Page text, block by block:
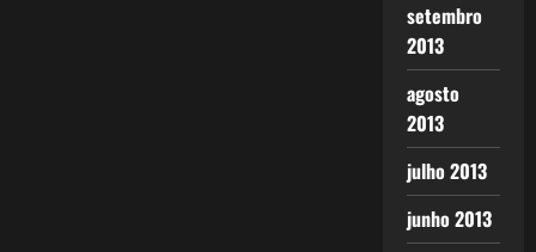
setembro
2013
agosto
2013
julho 2013
junho 2013